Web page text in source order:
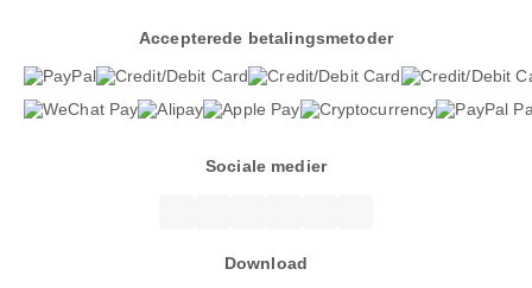
Accepterede betalingsmetoder
Sociale medier
Download